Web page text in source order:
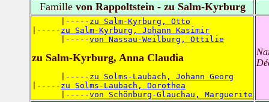
Famillevon Rappoltstein - zu Salm-Kyrburg
      |-----
zu Salm-Kyrburg, Otto
|----- zu Salm-Kyrburg, Johann Kasimir
      |-----
von Nassau-Weilburg, Ottilie
zu Salm-Kyrburg, Anna Claudia
      |-----
zu Solms-Laubach, Johann Georg
|----- zu Solms-Laubach, Dorothea
      |-----
von Schönburg-Glauchau, Marguerite